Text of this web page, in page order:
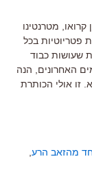
מטרנטינו
פטריוטיות בכל
שעושות כבוד
האחרונים, הנה
זו אולי הכותרת
מהזאב הרע